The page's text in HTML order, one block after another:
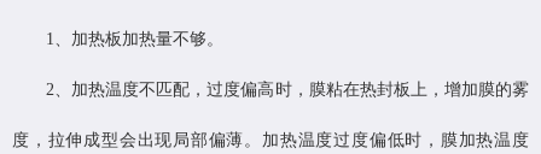
1、加热板加热量不够。
2、加热温度不匹配，过度偏高时，膜粘在热封板上，增加膜的雾
度，拉伸成型会出现局部偏薄。加热温度过度偏低时，膜加热温度